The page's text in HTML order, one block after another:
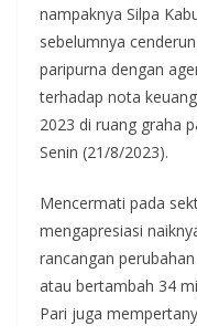
nampaknya Silpa
sebelumnya
paripurna dengan
terhadap nota
2023 di ruang graha
Senin (21/8/2023).
Mencermati pada
mengapresiasi
rancangan
atau bertambah 34
Pari juga